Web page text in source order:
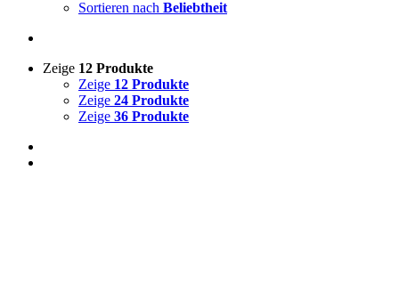
Sortieren nach Beliebtheit
Zeige 12 Produkte
Zeige 12 Produkte
Zeige 24 Produkte
Zeige 36 Produkte